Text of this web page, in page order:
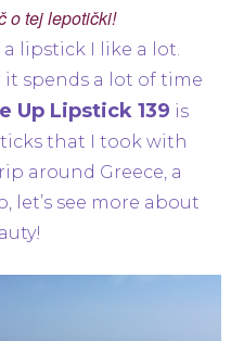
o tej lepotički!
lipstick I like a lot.
spends a lot of time
Up Lipstick 139 is
that I took with
around Greece, a
let’s see more about